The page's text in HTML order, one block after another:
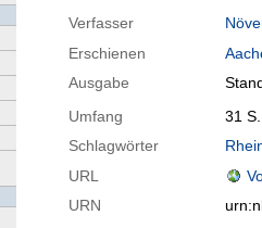
Verfasser
Erschienen
Ausgabe
Umfang
31
Schlagwörter
URL
URN